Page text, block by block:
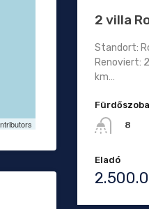
2 villa
Standort:
Renoviert:
km…
Fürdőszoba
8
Eladó